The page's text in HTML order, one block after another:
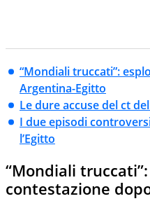
“Mondiali truccati”:
Argentina-Egitto
Le dure accuse del ct
I due episodi
l’Egitto
“Mondiali
contestazione